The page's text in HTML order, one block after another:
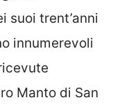
suoi trent’anni
innumerevoli
Manto di San